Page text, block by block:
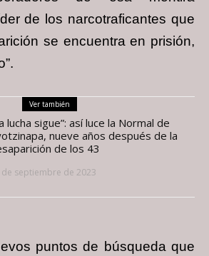
de los narcotraficantes que
se encuentra en prisión,
Ver también
lucha sigue”: así luce la Normal de
nueve años después de la
de los 43
de septiembre de 2023
puntos de búsqueda que